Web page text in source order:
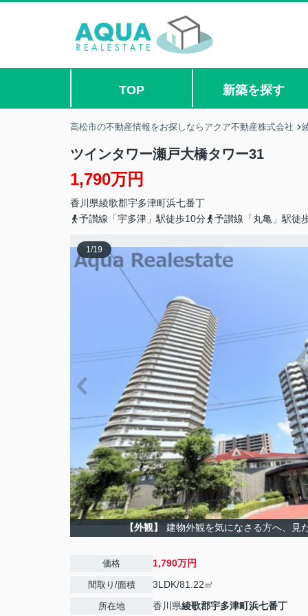
TOP 新築を探す
高松市の不動産情報をお探しならアクア不動産株式会社
ツインタワー瀬戸大橋タワー31
1,790万円
香川県綾歌郡宇多津町浜七番丁
予讃線「宇多津」駅徒歩10分
予讃線「丸亀」駅徒
1/19
【外観】 建物外観を気になさる方へ、見
価格 1,790万円
間取り/面積 3LDK/81.22㎡
所在地 香川県綾歌郡宇多津町浜七番丁